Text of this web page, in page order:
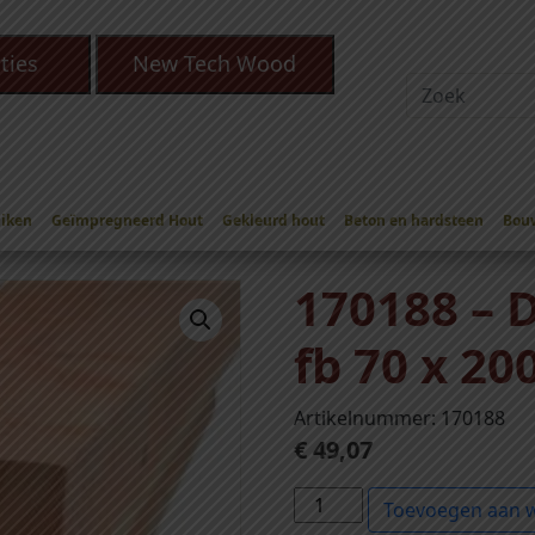
New Tech Wood
Geïmpregneerd Hout Gekleurd hout Beton en hardsteen
balken 70 x 200 mm/ 170188 – Douglas balken fb 70 x 200 x
170188 –
fb 70 x
Artikelnummer: 170188
€49,07
7
Toevoegen aan